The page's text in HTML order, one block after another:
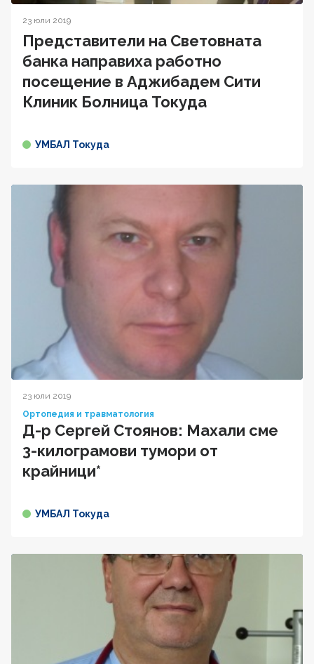
23 юли 2019
Представители на Световната
банка направиха работно
посещение в Аджибадем Сити
Клиник Болница Токуда
УМБАЛ Токуда
23 юли 2019
Ортопедия и травматология
Д-р Сергей Стоянов: Махали сме
3-килограмови тумори от
крайници*
УМБАЛ Токуда